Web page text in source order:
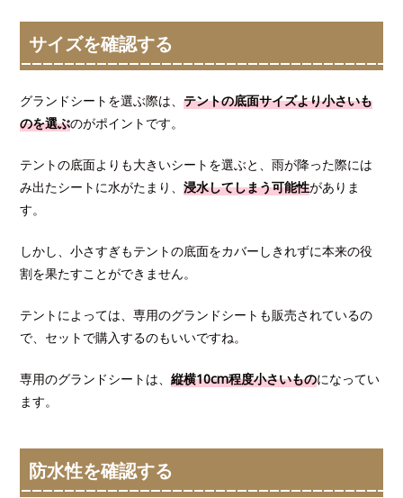
サイズを確認する
グランドシートを選ぶ際は、テントの底面サイズより小さいも
のを選ぶのがポイントです。
テントの底面よりも大きいシートを選ぶと、雨が降った際には
み出たシートに水がたまり、浸水してしまう可能性がありま
す。
しかし、小さすぎもテントの底面をカバーしきれずに本来の役
割を果たすことができません。
テントによっては、専用のグランドシートも販売されているの
で、セットで購入するのもいいですね。
専用のグランドシートは、縦横10cm程度小さいものになってい
ます。
防水性を確認する